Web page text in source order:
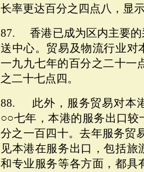
长率更达百分之四点八，显
87. 香港已成为区内主要的
送中心。贸易及物流行业对
一九九七年的百分之二十一
之二十七点四。
88. 此外，服务贸易对本
○○七年，本港的服务出口
分之一百四十。去年服务贸
见本港在服务出口，包括
和专业服务等各方面，都具